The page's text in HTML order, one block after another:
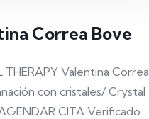
Correa Bove
THERAPY Valentina Correa
con cristales/ Crystal
CITA Verificado